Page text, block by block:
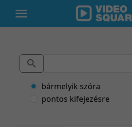
bármelyik szóra
pontos kifejezésre